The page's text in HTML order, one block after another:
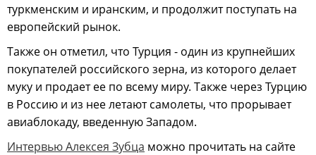
туркменским и иранским, и продолжит поступать на
европейский рынок.
Также он отметил, что Турция - один из крупнейших
покупателей российского зерна, из которого делает
муку и продает ее по всему миру. Также через Турцию
в Россию и из нее летают самолеты, что прорывает
авиаблокаду, введенную Западом.
Интервью Алексея Зубца можно прочитать на сайте